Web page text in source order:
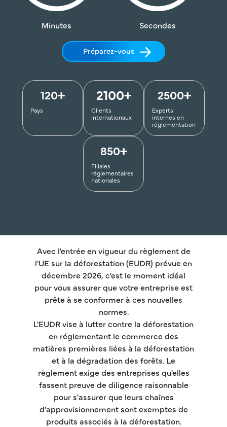
Minutes Secondes
Préparez-vous
120+
Pays
2100+
Clients
internationaux
2500+
Experts
internes en
réglementation
850+
Filiales
réglementaires
nationales
Avec l'entrée en vigueur du règlement de
l'UE sur la déforestation (EUDR) prévue en
décembre 2026, c'est le moment idéal
pour vous assurer que votre entreprise est
prête à se conformer à ces nouvelles
normes.
L'EUDR vise à lutter contre la déforestation
en réglementant le commerce des
matières premières liées à la déforestation
et à la dégradation des forêts. Le
règlement exige des entreprises qu'elles
fassent preuve de diligence raisonnable
pour s'assurer que leurs chaînes
d'approvisionnement sont exemptes de
produits associés à la déforestation.